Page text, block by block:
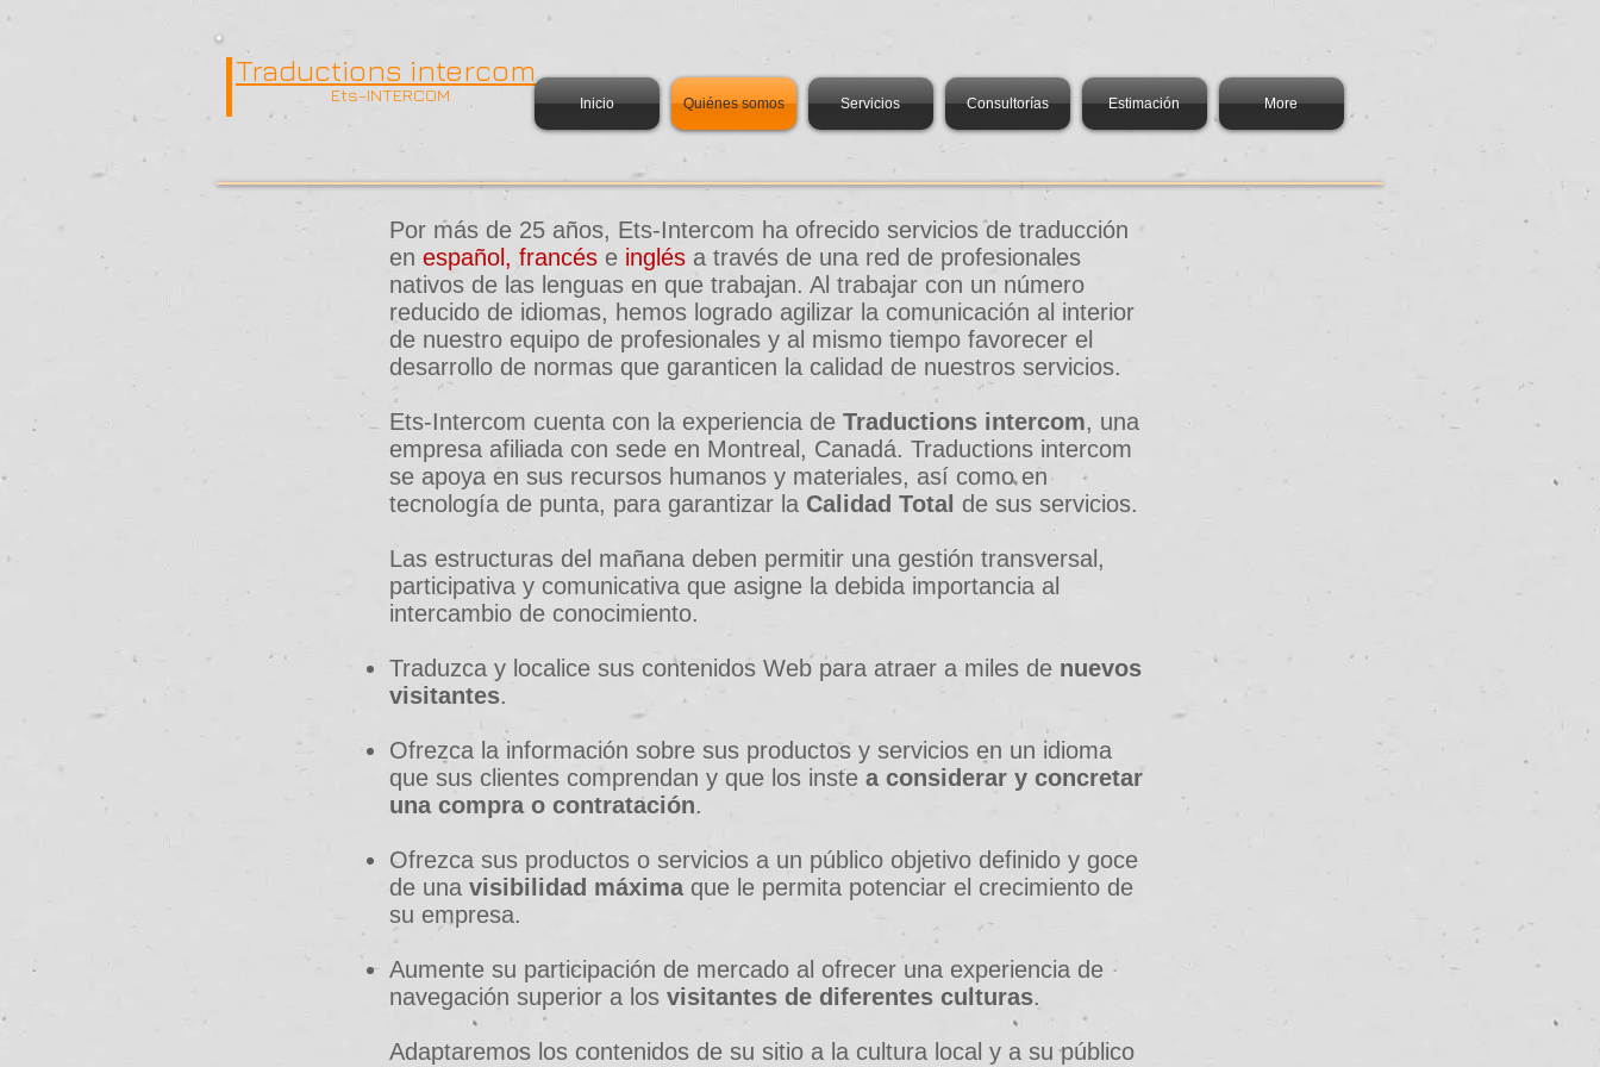
Traductions intercom
Ets-INTERCOM Inicio Quiénes somos Servicios Consultorías Estimación More
Por más de 25 años, Ets-Intercom ha ofrecido servicios de traducción
en español, francés e inglés a través de una red de profesionales
nativos de las lenguas en que trabajan. Al trabajar con un número
reducido de idiomas, hemos logrado agilizar la comunicación al interior
de nuestro equipo de profesionales y al mismo tiempo favorecer el
desarrollo de normas que garanticen la calidad de nuestros servicios.​
Ets-Intercom cuenta con la experiencia de Traductions intercom, una
empresa afiliada con sede en Montreal, Canadá. Traductions intercom
se apoya en sus recursos humanos y materiales, así como en
tecnología de punta, para garantizar la Calidad Total de sus servicios.
Las estructuras del mañana deben permitir una gestión transversal,
participativa y comunicativa que asigne la debida importancia al
intercambio de conocimiento.
Traduzca y localice sus contenidos Web para atraer a miles de nuevos
visitantes.
Ofrezca la información sobre sus productos y servicios en un idioma
que sus clientes comprendan y que los inste a considerar y concretar
una compra o contratación.
Ofrezca sus productos o servicios a un público objetivo definido y goce
de una visibilidad máximaque le permita potenciar el crecimiento de
su empresa.
Aumente su participación de mercado al ofrecer una experiencia de
navegación superior a los visitantes de diferentes culturas.
Adaptaremos los contenidos de su sitio a la cultura local y a su público